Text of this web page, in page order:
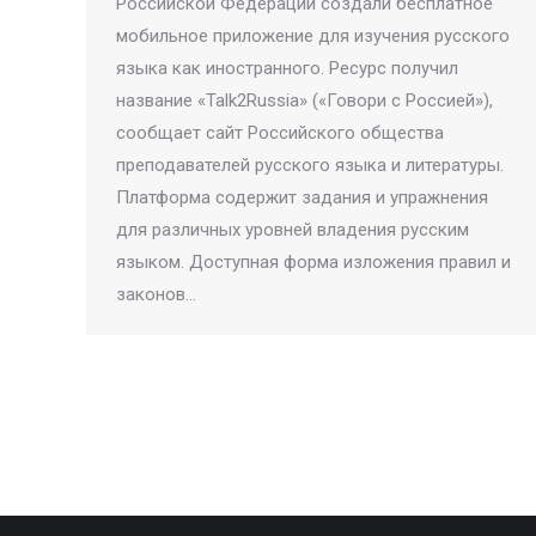
мобильное приложение для изучения русского
языка как иностранного. Ресурс получил
название «Talk2Russia» («Говори с Россией»),
сообщает сайт Российского общества
преподавателей русского языка и литературы.
Платформа содержит задания и упражнения
для различных уровней владения русским
языком. Доступная форма изложения правил и
законов…